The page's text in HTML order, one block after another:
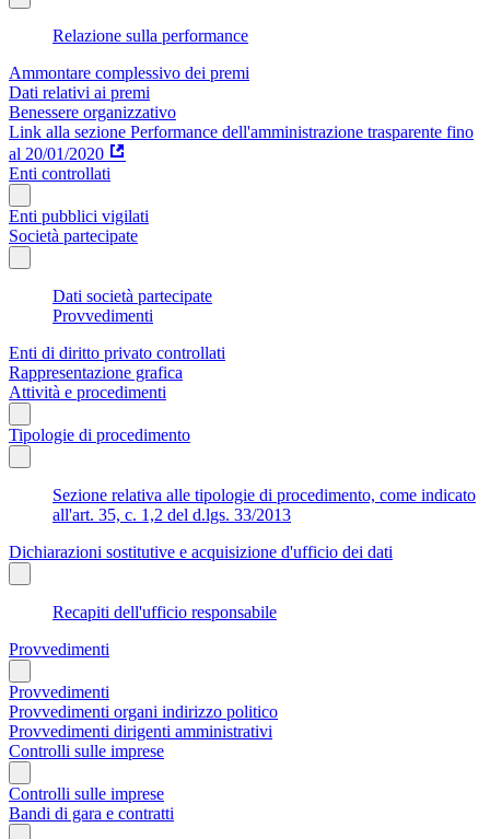
Relazione sulla performance
Ammontare complessivo dei premi
Dati relativi ai premi
Benessere organizzativo
Link alla sezione Performance dell'amministrazione trasparente fino
al 20/01/2020
Enti controllati
Enti pubblici vigilati
Società partecipate
Dati società partecipate
Provvedimenti
Enti di diritto privato controllati
Rappresentazione grafica
Attività e procedimenti
Tipologie di procedimento
Sezione relativa alle tipologie di procedimento, come indicato
all'art. 35, c. 1,2 del d.lgs. 33/2013
Dichiarazioni sostitutive e acquisizione d'ufficio dei dati
Recapiti dell'ufficio responsabile
Provvedimenti
Provvedimenti
Provvedimenti organi indirizzo politico
Provvedimenti dirigenti amministrativi
Controlli sulle imprese
Controlli sulle imprese
Bandi di gara e contratti